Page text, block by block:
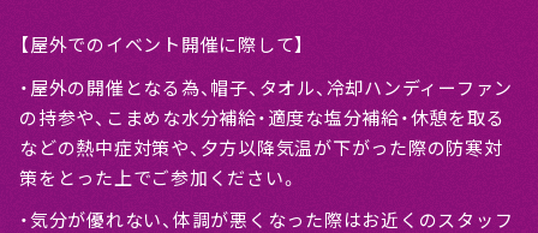
【屋外でのイベント開催に際して】
・屋外の開催となる為、帽子、タオル、冷却ハンディーファン
の持参や、こまめな水分補給・適度な塩分補給・休憩を取る
などの熱中症対策や、夕方以降気温が下がった際の防寒対
策をとった上でご参加ください。
・気分が優れない、体調が悪くなった際はお近くのスタッフ